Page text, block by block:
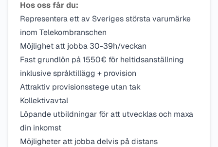
Hos oss får du:
Representera ett av Sveriges största varumärke
inom Telekombranschen
Möjlighet att jobba 30-39h/veckan
Fast grundlön på 1550€ för heltidsanställning
inklusive språktillägg + provision
Attraktiv provisionsstege utan tak
Kollektivavtal
Löpande utbildningar för att utvecklas och maxa
din inkomst
Möjligheter att jobba delvis på distans